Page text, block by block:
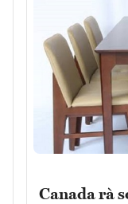
Canada rà